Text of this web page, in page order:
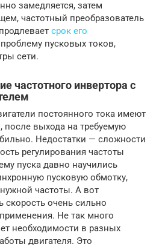
замедляется, затем
частотный преобразователь
срок его
проблему пусковых токов,
сети.
частотного инвертора с
постоянного тока имеют
после выхода на требуемую
Недостатки — сложности
регулирования частоты
пуска давно научились
пусковую обмотку,
частоты. А вот
очень сильно
Не так много
необходимости в разных
двигателя. Это